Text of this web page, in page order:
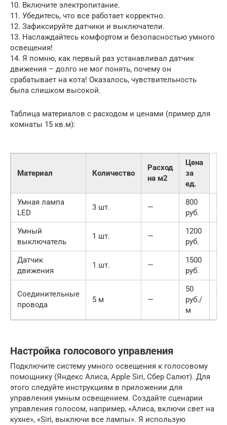
10. Включите электропитание.
11. Убедитесь, что все работает корректно.
12. Зафиксируйте датчики и выключатели.
13. Наслаждайтесь комфортом и безопасностью умного
освещения!
14. Я помню, как первый раз устанавливал датчик
движения – долго не мог понять, почему он
срабатывает на кота! Оказалось, чувствительность
была слишком высокой.
Таблица материалов с расходом и ценами (пример для
комнаты 15 кв.м):
Материал Количество
Расход
на м2
Цена
за
ед.
Умная лампа
LED
3 шт. —
800
руб.
Умный
выключатель
1 шт. —
1200
руб.
Датчик
движения
1 шт. —
1500
руб.
Соединительные
провода
5 м —
50
руб./
м
Настройка голосового управления
Подключите систему умного освещения к голосовому
помощнику (Яндекс Алиса, Apple Siri, Сбер Салют). Для
этого следуйте инструкциям в приложении для
управления умным освещением. Создайте сценарии
управления голосом, например, «Алиса, включи свет на
кухне», «Siri, выключи все лампы». Я использую